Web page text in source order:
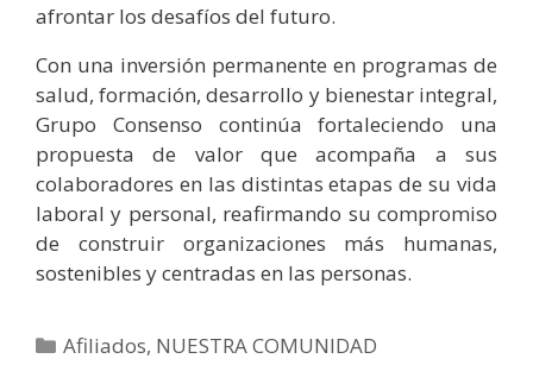
afrontar los desafíos del futuro.
Con una inversión permanente en programas de
salud, formación, desarrollo y bienestar integral,
Grupo Consenso continúa fortaleciendo una
propuesta de valor que acompaña a sus
colaboradores en las distintas etapas de su vida
laboral y personal, reafirmando su compromiso
de construir organizaciones más humanas,
sostenibles y centradas en las personas.
Afiliados, NUESTRA COMUNIDAD